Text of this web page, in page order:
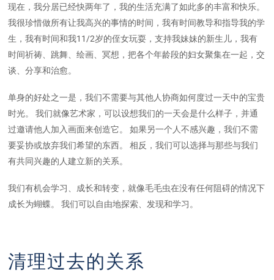
现在，我分居已经快两年了，我的生活充满了如此多的丰富和快乐。
我很珍惜做所有让我高兴的事情的时间，我有时间教导和指导我的学
生，我有时间和我11/2岁的侄女玩耍，支持我妹妹的新生儿，我有
时间祈祷、跳舞、绘画、冥想，把各个年龄段的妇女聚集在一起，交
谈、分享和治愈。
单身的好处之一是，我们不需要与其他人协商如何度过一天中的宝贵
时光。 我们就像艺术家，可以设想我们的一天会是什么样子，并通
过邀请他人加入画面来创造它。 如果另一个人不感兴趣，我们不需
要妥协或放弃我们希望的东西。 相反，我们可以选择与那些与我们
有共同兴趣的人建立新的关系。
我们有机会学习、成长和转变，就像毛毛虫在没有任何阻碍的情况下
成长为蝴蝶。 我们可以自由地探索、发现和学习。
清理过去的关系